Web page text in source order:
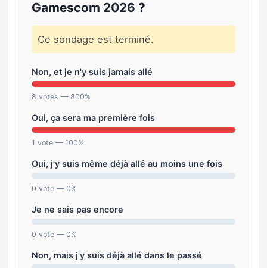
Gamescom 2026 ?
Ce sondage est terminé.
Non, et je n'y suis jamais allé
8 votes — 800%
Oui, ça sera ma première fois
1 vote — 100%
Oui, j'y suis même déjà allé au moins une fois
0 vote — 0%
Je ne sais pas encore
0 vote — 0%
Non, mais j'y suis déjà allé dans le passé